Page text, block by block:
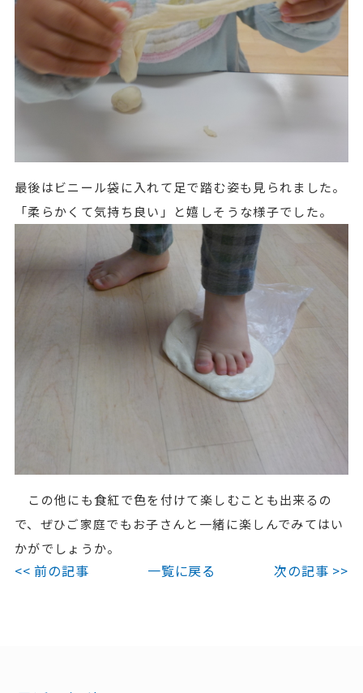
最後はビニール袋に入れて足で踏む姿も見られました。
「柔らかくて気持ち良い」と嬉しそうな様子でした。
この他にも食紅で色を付けて楽しむことも出来るの
で、ぜひご家庭でもお子さんと一緒に楽しんでみてはい
かがでしょうか。
<< 前の記事 一覧に戻る 次の記事 >>